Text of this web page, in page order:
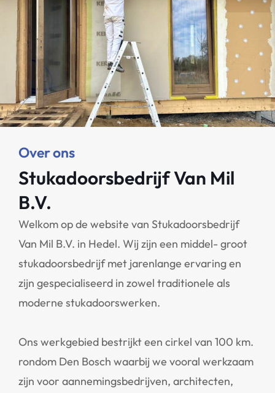
Over ons
Stukadoorsbedrijf Van Mil
B.V.
Welkom op de website van Stukadoorsbedrijf
Van Mil B.V. in Hedel. Wij zijn een middel- groot
stukadoorsbedrijf met jarenlange ervaring en
zijn gespecialiseerd in zowel traditionele als
moderne stukadoorswerken.
Ons werkgebied bestrijkt een cirkel van 100 km.
rondom Den Bosch waarbij we vooral werkzaam
zijn voor aannemingsbedrijven, architecten,